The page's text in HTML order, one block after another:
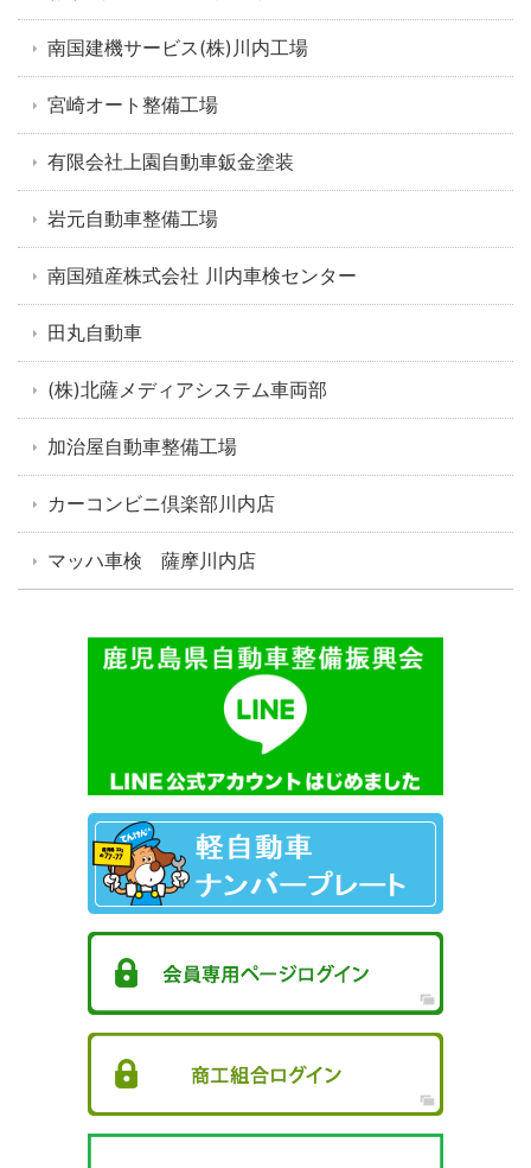
南国建機サービス(株)川内工場
宮崎オート整備工場
有限会社上園自動車鈑金塗装
岩元自動車整備工場
南国殖産株式会社 川内車検センター
田丸自動車
(株)北薩メディアシステム車両部
加治屋自動車整備工場
カーコンビニ倶楽部川内店
マッハ車検 薩摩川内店